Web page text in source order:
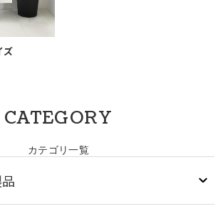
ズ
CATEGORY
カテゴリ一覧